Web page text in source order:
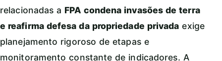
relacionadas a FPA condena invasões de terra
e reafirma defesa da propriedade privada exige
planejamento rigoroso de etapas e
monitoramento constante de indicadores. A